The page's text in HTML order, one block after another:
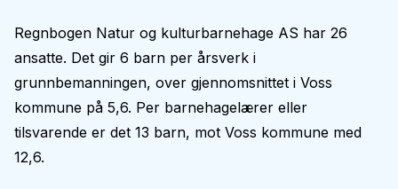
Regnbogen Natur og kulturbarnehage AS har 26
ansatte. Det gir 6 barn per årsverk i
grunnbemanningen, over gjennomsnittet i Voss
kommune på 5,6. Per barnehagelærer eller
tilsvarende er det 13 barn, mot Voss kommune med
12,6.